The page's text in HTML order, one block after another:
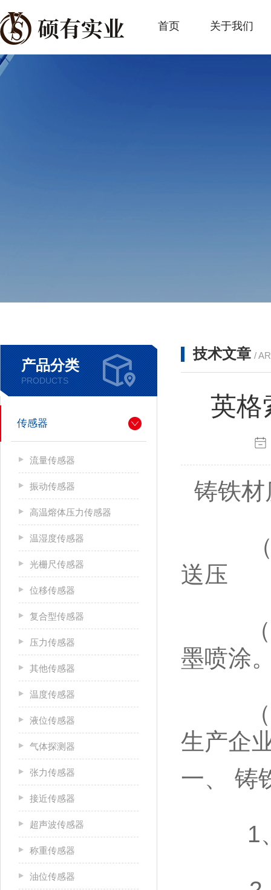
首页 关于我们
产品分类
PRODUCTS
传感器
流量传感器
振动传感器
高温熔体压力传感器
温湿度传感器
光栅尺传感器
位移传感器
复合型传感器
压力传感器
其他传感器
温度传感器
液位传感器
气体探测器
张力传感器
接近传感器
超声波传感器
称重传感器
油位传感器
技术文章 /
英格
铸铁
（1）
送压
（2）
墨喷涂
（3）
生产企
一、 铸
1、